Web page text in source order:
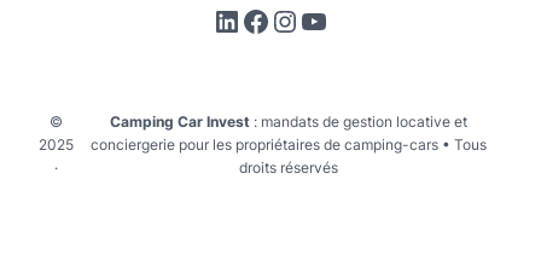
LinkedIn
Facebook
Instagram
YouTube
©
2025
·
Camping Car Invest: mandats de gestion locative et
conciergerie pour les propriétaires de camping-cars • Tous
droits réservés